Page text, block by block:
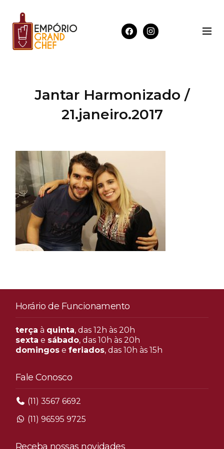
Jantar Harmonizado /
21.janeiro.2017
Horário de Funcionamento
terça à quinta, das 12h às 20h
sexta e sábado, das 10h às 20h
domingose feriados, das 10h às 15h
Fale Conosco
(11) 3567 6692
(11) 96595 9725
Receba nossas novidades